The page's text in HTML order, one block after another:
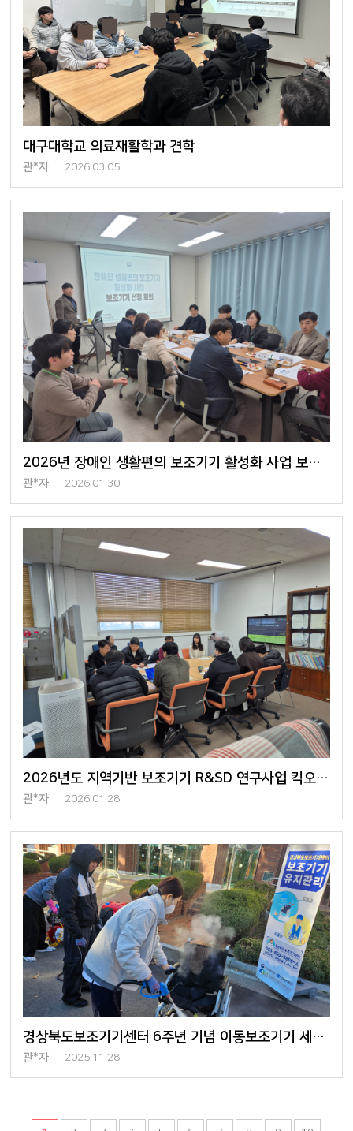
대구대학교 의료재활학과 견학
관*자 2026.03.05
2026년 장애인 생활편의 보조기기 활성화 사업 보조기기 선정 회의
관*자 2026.01.30
2026년도 지역기반 보조기기 R&SD 연구사업 킥오프 회의 개최
관*자 2026.01.28
경상북도보조기기센터 6주년 기념 이동보조기기 세척 행사 진행
관*자 2025.11.28